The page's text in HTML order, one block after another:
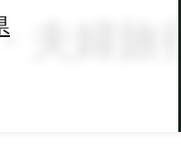
夫婦旅